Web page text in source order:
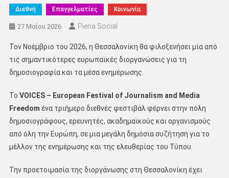
Διεθνή Επαγγελματίες Κοινωνία
27 Μαΐου 2026 Pieria Social
Τον Νοέμβριο του 2026, η Θεσσαλονίκη θα φιλοξενήσει μία από
τις σημαντικότερες ευρωπαϊκές διοργανώσεις για τη
δημοσιογραφία και τα μέσα ενημέρωσης.
Το VOICES – European Festival of Journalism and Media
Freedom ένα τριήμερο διεθνές φεστιβάλ φέρνει στην πόλη
δημοσιογράφους, ερευνητές, ακαδημαϊκούς και οργανισμούς
από όλη την Ευρώπη, σε μια μεγάλη δημόσια συζήτηση για το
μέλλον της ενημέρωσης και της ελευθερίας του Τύπου.
Την προετοιμασία της διοργάνωσης στη Θεσσαλονίκη έχει